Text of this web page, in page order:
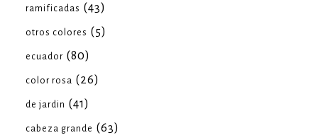
ramificadas (43)
otros colores (5)
ecuador (80)
color rosa (26)
de jardin (41)
cabeza grande (63)